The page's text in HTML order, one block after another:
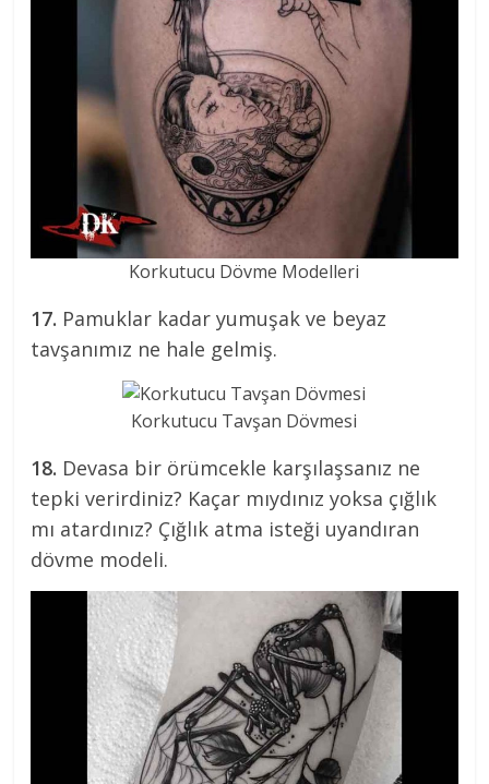
Korkutucu Dövme Modelleri
17. Pamuklar kadar yumuşak ve beyaz
tavşanımız ne hale gelmiş.
Korkutucu Tavşan Dövmesi
18. Devasa bir örümcekle karşılaşsanız ne
tepki verirdiniz? Kaçar mıydınız yoksa çığlık
mı atardınız? Çığlık atma isteği uyandıran
dövme modeli.